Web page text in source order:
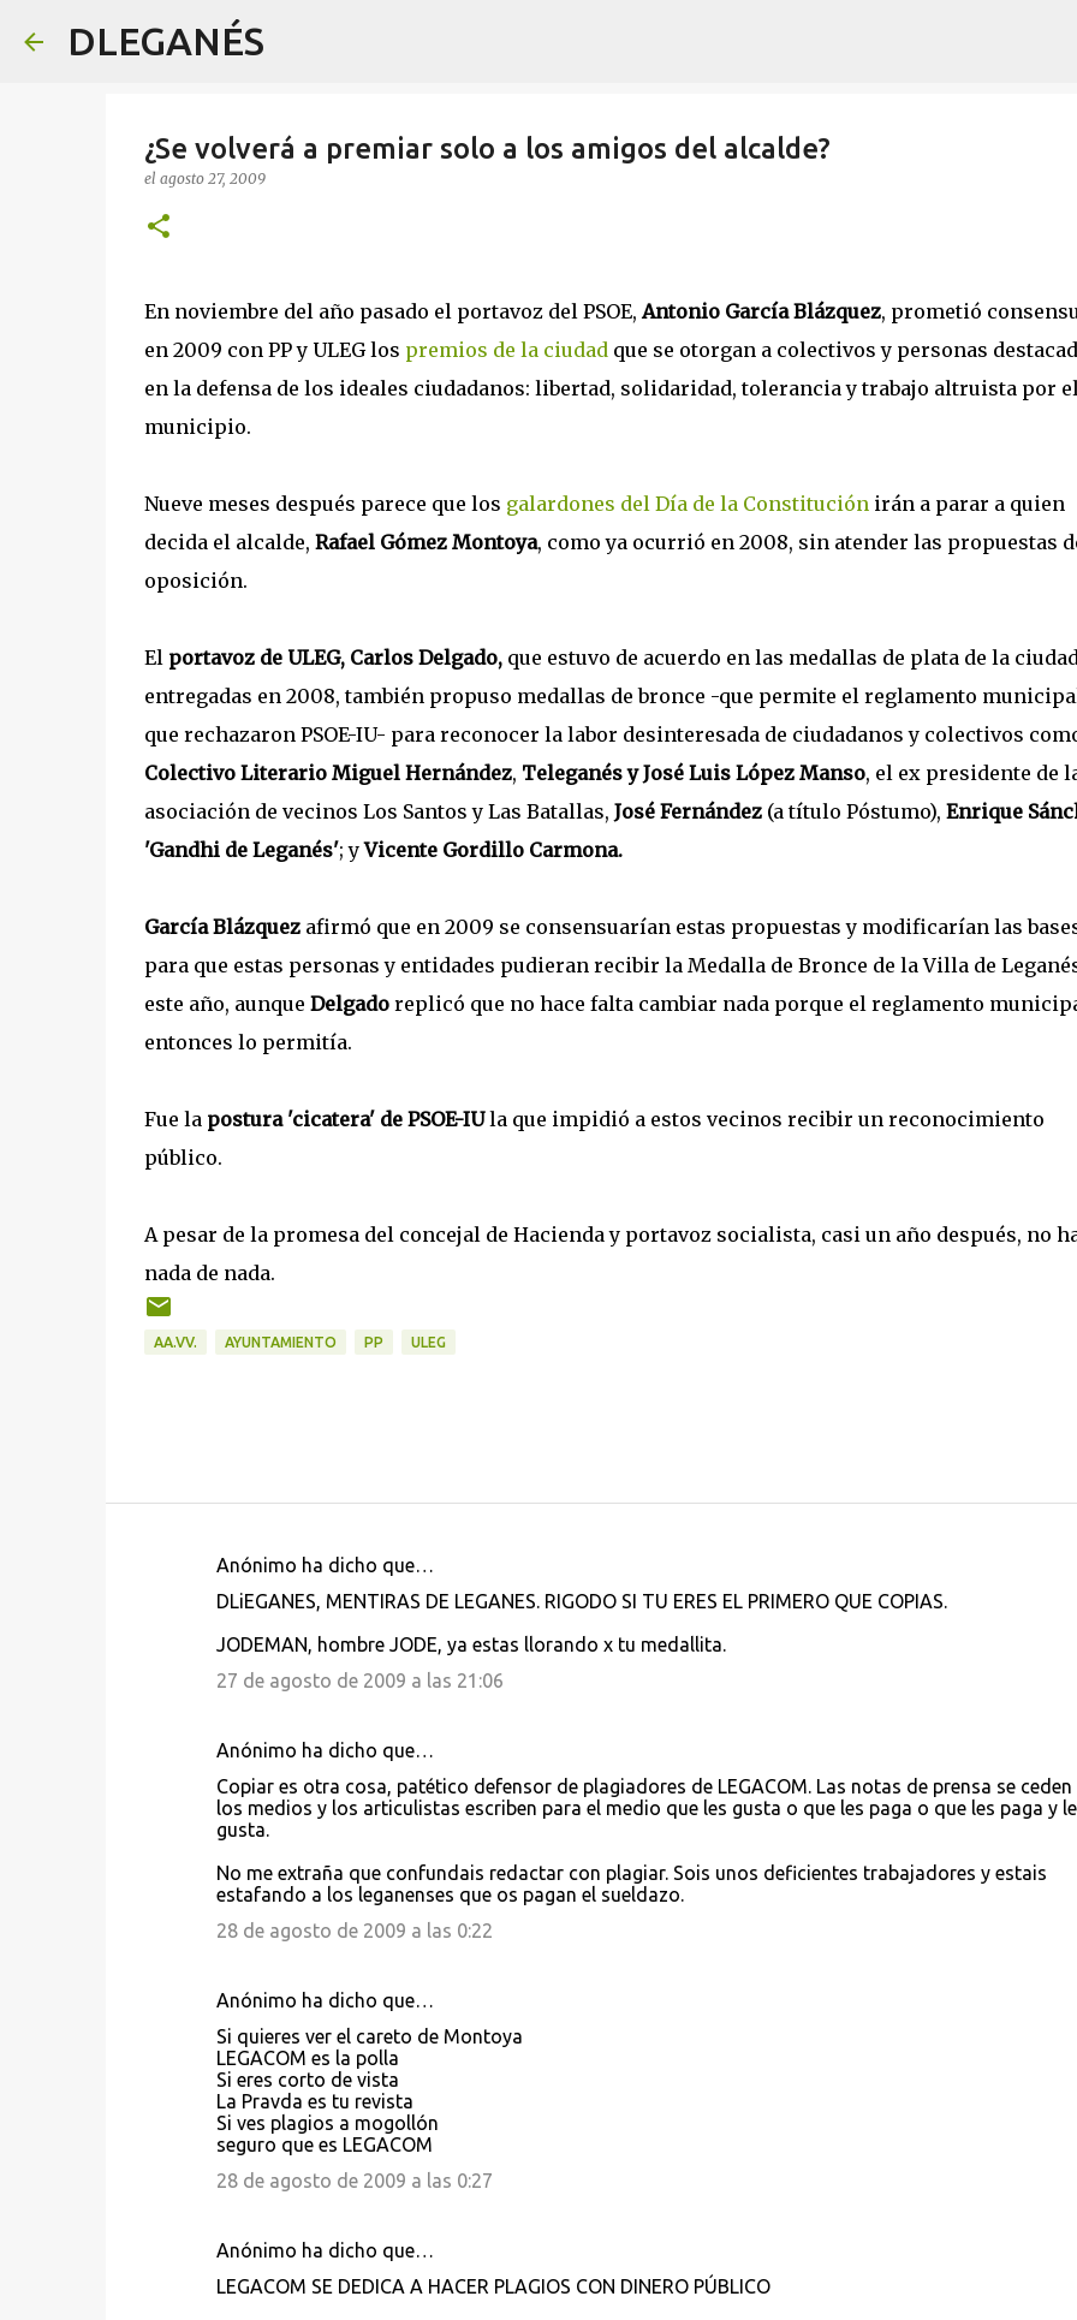
DLEGANÉS
¿Se volverá a premiar solo a los amigos del alcalde?
el agosto 27, 2009
En noviembre del año pasado el portavoz del PSOE,Antonio García Blázquez, prometió
en 2009 con PP y ULEG los premios de la ciudadque se otorgan a colectivos y personas
en la defensa de los ideales ciudadanos: libertad, solidaridad, tolerancia y trabajo altruista por
municipio.
Nueve meses después parece que los galardones del Día de la Constitución irán a parar a quien
decida el alcalde, Rafael Gómez Montoya, como ya ocurrió en 2008, sin atender las propuestas
oposición.
El portavoz de ULEG, Carlos Delgado,que estuvo de acuerdo en las medallas de plata de la
entregadas en 2008, también propuso medallas de bronce -que permite el reglamento
que rechazaron PSOE-IU- para reconocer la labor desinteresada de ciudadanos y colectivos
Colectivo Literario Miguel Hernández, Teleganés y José Luis López Manso, el ex presidente de
asociación de vecinos Los Santos y Las Batallas, José Fernández(a título Póstumo), Enrique
'Gandhi de Leganés'; yVicente Gordillo Carmona.
García Blázquezafirmó que en 2009 se consensuarían estas propuestas y modificarían las
para que estas personas y entidades pudieran recibir la Medalla de Bronce de la Villa de
este año, aunque Delgadoreplicó que no hace falta cambiar nada porque el reglamento
entonces lo permitía.
Fue la postura 'cicatera' de PSOE-IUla que impidió a estos vecinos recibir un reconocimiento
público.
A pesar de la promesa del concejal de Hacienda y portavoz socialista, casi un año después, no
nada de nada.
AA.VV. AYUNTAMIENTO PP ULEG
Anónimo ha dicho que…
DLiEGANES, MENTIRAS DE LEGANES. RIGODO SI TU ERES EL PRIMERO QUE COPIAS.
JODEMAN, hombre JODE, ya estas llorando x tu medallita.
27 de agosto de 2009 a las 21:06
Anónimo ha dicho que…
Copiar es otra cosa, patético defensor de plagiadores de LEGACOM. Las notas de prensa se ceden
los medios y los articulistas escriben para el medio que les gusta o que les paga o que les paga y
gusta.
No me extraña que confundais redactar con plagiar. Sois unos deficientes trabajadores y estais
estafando a los leganenses que os pagan el sueldazo.
28 de agosto de 2009 a las 0:22
Anónimo ha dicho que…
Si quieres ver el careto de Montoya
LEGACOM es la polla
Si eres corto de vista
La Pravda es tu revista
Si ves plagios a mogollón
seguro que es LEGACOM
28 de agosto de 2009 a las 0:27
Anónimo ha dicho que…
LEGACOM SE DEDICA A HACER PLAGIOS CON DINERO PÚBLICO